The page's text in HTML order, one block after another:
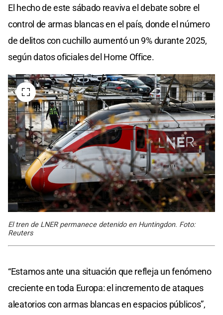
El hecho de este sábado reaviva el debate sobre el
control de armas blancas en el país, donde el número
de delitos con cuchillo aumentó un 9% durante 2025,
según datos oficiales del Home Office.
El tren de LNER permanece detenido en Huntingdon. Foto:
Reuters
“Estamos ante una situación que refleja un fenómeno
creciente en toda Europa: el incremento de ataques
aleatorios con armas blancas en espacios públicos”,